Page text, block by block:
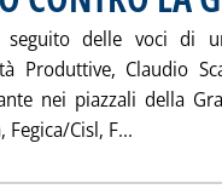
delle voci di
Produttive, Claudio
nei piazzali della
Cisl, F...